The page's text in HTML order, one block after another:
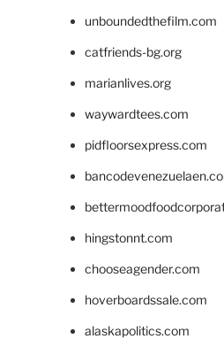
unboundedthefilm.com
catfriends-bg.org
marianlives.org
waywardtees.com
pidfloorsexpress.com
hingstonnt.com
chooseagender.com
hoverboardssale.com
alaskapolitics.com